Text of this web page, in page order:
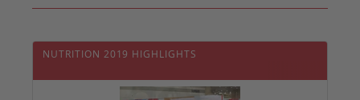
NUTRITION 2019 HIGHLIGHTS